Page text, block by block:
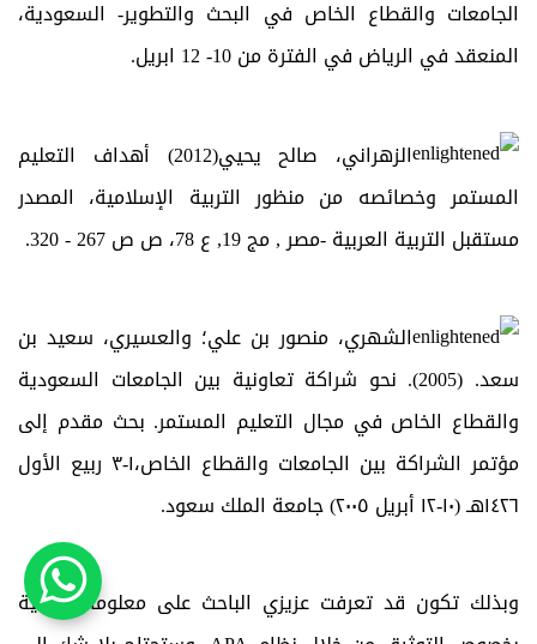
الجامعات والقطاع الخاص في البحث والتطوير- السعودية،
المنعقد في الرياض في الفترة من 10- 12 ابريل.
الزهراني، صالح يحيي(2012) أهداف التعليم
المستمر وخصائصه من منظور التربية الإسلامية، المصدر
مستقبل التربية العربية -مصر , مج 19, ع 78، ص ص 267 - 320.
الشهري، منصور بن علي؛ والعسيري، سعيد بن
سعد. (2005). نحو شراكة تعاونية بين الجامعات السعودية
والقطاع الخاص في مجال التعليم المستمر. بحث مقدم إلى
مؤتمر الشراكة بين الجامعات والقطاع الخاص،١-٣ ربيع الأول
١٤٢٦هـ (١٠-١٢ أبريل ٢٠٠٥) جامعة الملك سعود.
وبذلك تكون قد تعرفت عزيزي الباحث على معلومات كافية